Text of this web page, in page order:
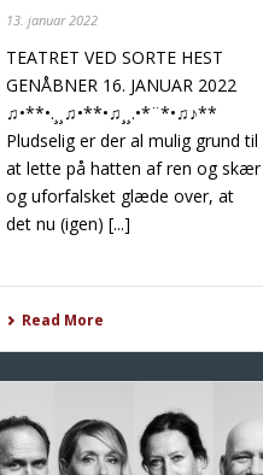
13. januar 2022
TEATRET VED SORTE HEST
GENÅBNER 16. JANUAR 2022
♫•**•.¸¸♫•**•♫¸¸.•*¨*•♫♪**
Pludselig er der al mulig grund til
at lette på hatten af ren og skær
og uforfalsket glæde over, at
det nu (igen) [...]
Read More